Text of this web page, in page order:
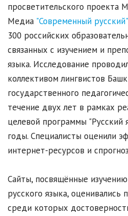
просветительского проекта
Медиа "Современный русский"
300 российских
связанных с изучением и
языка. Исследование
коллективом лингвистов
государственного
течение двух лет в рамках
целевой программы "Русский
годы. Специалисты оценили
интернет-ресурсов и
Сайты, посвящённые
русского языка, оценивались
среди которых